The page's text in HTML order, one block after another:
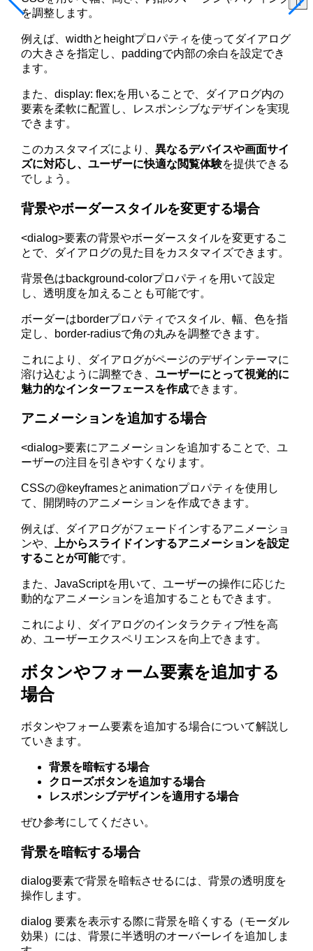
を調整します。
例えば、widthとheightプロパティを使ってダイアログ
の大きさを指定し、paddingで内部の余白を設定でき
ます。
また、display: flex;を用いることで、ダイアログ内の
要素を柔軟に配置し、レスポンシブなデザインを実現
できます。
このカスタマイズにより、異なるデバイスや画面サイ
ズに対応し、ユーザーに快適な閲覧体験を提供できる
でしょう。
背景やボーダースタイルを変更する場合
<dialog>要素の背景やボーダースタイルを変更するこ
とで、ダイアログの見た目をカスタマイズできます。
背景色はbackground-colorプロパティを用いて設定
し、透明度を加えることも可能です。
ボーダーはborderプロパティでスタイル、幅、色を指
定し、border-radiusで角の丸みを調整できます。
これにより、ダイアログがページのデザインテーマに
溶け込むように調整でき、ユーザーにとって視覚的に
魅力的なインターフェースを作成できます。
アニメーションを追加する場合
<dialog>要素にアニメーションを追加することで、ユ
ーザーの注目を引きやすくなります。
CSSの@keyframesとanimationプロパティを使用し
て、開閉時のアニメーションを作成できます。
例えば、ダイアログがフェードインするアニメーショ
ンや、
上からスライドインするアニメーションを設定
することが可能です。
また、JavaScriptを用いて、ユーザーの操作に応じた
動的なアニメーションを追加することもできます。
これにより、ダイアログのインタラクティブ性を高
め、ユーザーエクスペリエンスを向上できます。
ボタンやフォーム要素を追加する
場合
ボタンやフォーム要素を追加する場合について解説し
ていきます。
背景を暗転する場合
クローズボタンを追加する場合
レスポンシブデザインを適用する場合
ぜひ参考にしてください。
背景を暗転する場合
dialog要素で背景を暗転させるには、背景の透明度を
操作します。
dialog 要素を表示する際に背景を暗くする（モーダル
効果）には、背景に半透明のオーバーレイを追加しま